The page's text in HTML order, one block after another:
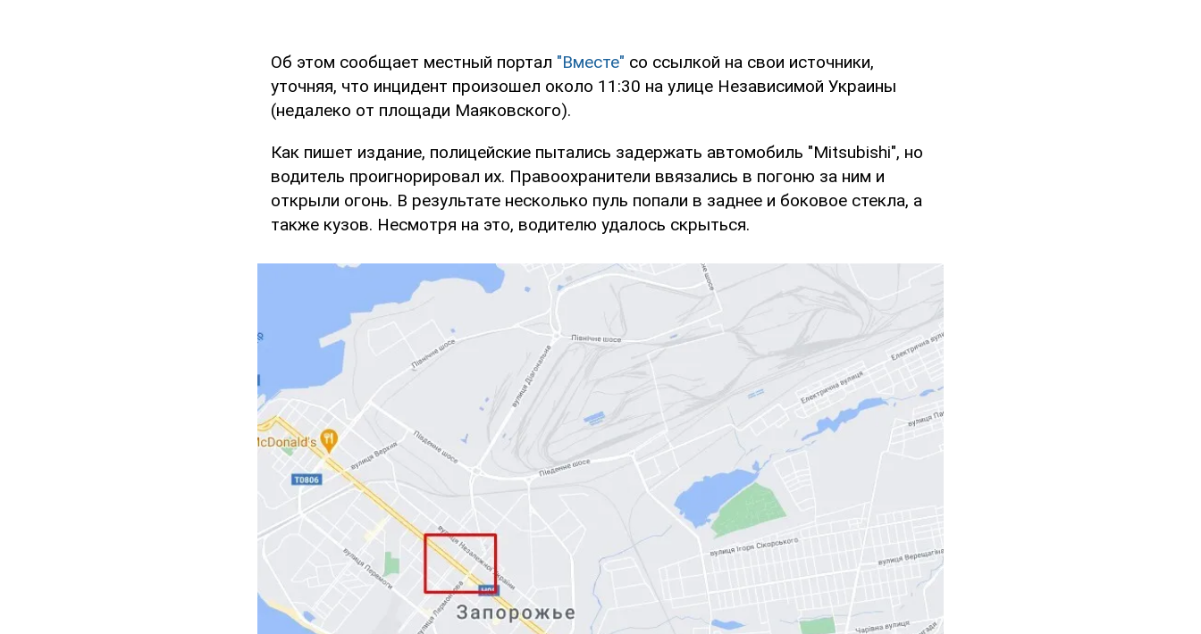
Об этом сообщает местный портал "Вместе" со ссылкой на свои источники,
уточняя, что инцидент произошел около 11:30 на улице Независимой Украины
(недалеко от площади Маяковского).
Как пишет издание, полицейские пытались задержать автомобиль "Mitsubishi", но
водитель проигнорировал их. Правоохранители ввязались в погоню за ним и
открыли огонь. В результате несколько пуль попали в заднее и боковое стекла, а
также кузов. Несмотря на это, водителю удалось скрыться.